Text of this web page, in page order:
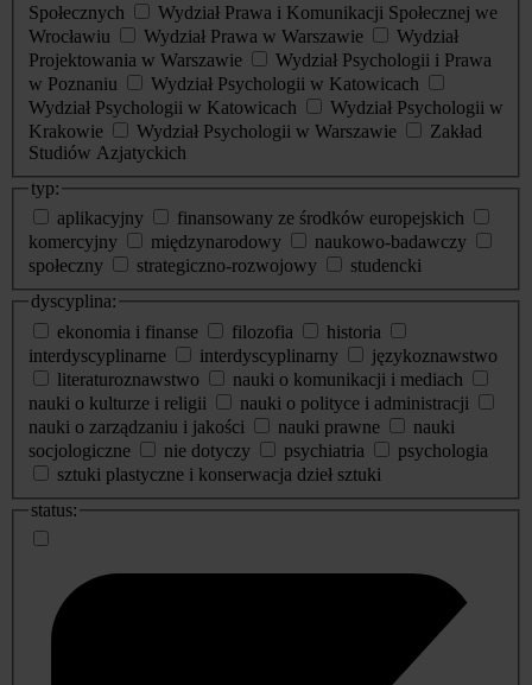
Społecznych
Wydział Prawa i Komunikacji Społecznej we
Wrocławiu
Wydział Prawa w Warszawie
Wydział
Projektowania w Warszawie
Wydział Psychologii i Prawa
w Poznaniu
Wydział Psychologii w Katowicach
Wydział Psychologii w Katowicach
Wydział Psychologii w
Krakowie
Wydział Psychologii w Warszawie
Zakład
Studiów Azjatyckich
typ:
aplikacyjny
finansowany ze środków europejskich
komercyjny
międzynarodowy
naukowo-badawczy
społeczny
strategiczno-rozwojowy
studencki
dyscyplina:
ekonomia i finanse
filozofia
historia
interdyscyplinarne
interdyscyplinarny
językoznawstwo
literaturoznawstwo
nauki o komunikacji i mediach
nauki o kulturze i religii
nauki o polityce i administracji
nauki o zarządzaniu i jakości
nauki prawne
nauki
socjologiczne
nie dotyczy psychiatria
psychologia
sztuki plastyczne i konserwacja dzieł sztuki
status: